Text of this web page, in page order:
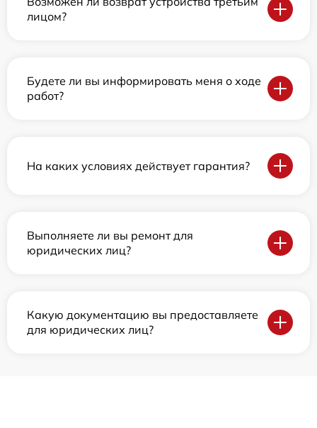
лицом?
Будете ли вы информировать меня о ходе
работ?
На каких условиях действует гарантия?
Выполняете ли вы ремонт для
юридических лиц?
Какую документацию вы предоставляете
для юридических лиц?